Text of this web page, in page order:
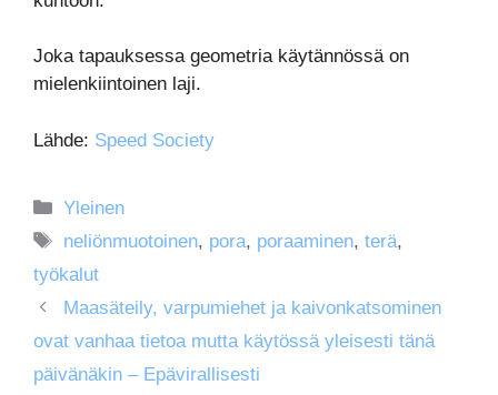
Joka tapauksessa geometria käytännössä on
mielenkiintoinen laji.
Lähde: Speed Society
Kategoriat
Yleinen
Avainsanat
neliönmuotoinen, pora, poraaminen,terä,
työkalut
Maasäteily, varpumiehet ja kaivonkatsominen
ovat vanhaa tietoa mutta käytössä yleisesti tänä
päivänäkin – Epävirallisesti